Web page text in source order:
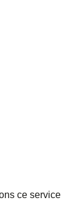
ce service